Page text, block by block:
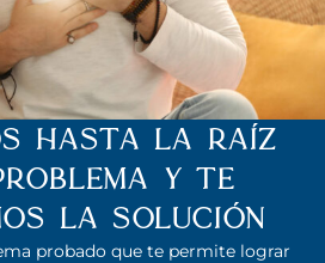
hasta la raíz
y te
la solución
probado que te permite lograr